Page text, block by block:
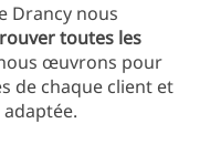
Drancy nous
toutes les
œuvrons pour
de chaque client et